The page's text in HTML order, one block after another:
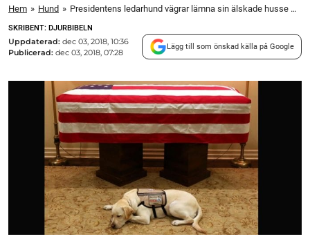
Hem » Hund » Presidentens ledarhund vägrar lämna sin älskade husse – vakar vi hans kista
SKRIBENT: DJURBIBELN
Uppdaterad: dec 03, 2018, 10:36
Publicerad: dec 03, 2018, 07:28
Lägg till som önskad källa på Google